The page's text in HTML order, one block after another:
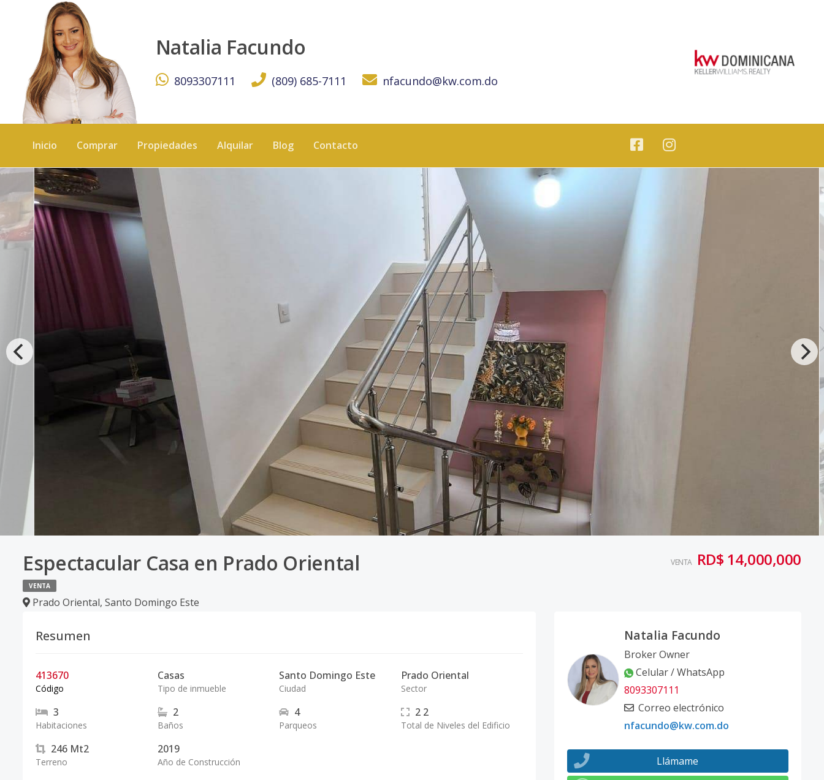
Natalia Facundo
8093307111 (809) 685-7111 nfacundo@kw.com.do
Inicio Comprar Propiedades Alquilar Blog Contacto
Espectacular Casa en Prado Oriental
VENTA
Prado Oriental, Santo Domingo Este
VENTA RD$ 14,000,000
Resumen
413670
Código
Casas
Tipo de inmueble
Santo Domingo Este
Ciudad
Prado Oriental
Sector
3
Habitaciones
2
Baños
4
Parqueos
2 2
Total de Niveles del Edificio
246 Mt2
Terreno
2019
Año de Construcción
Natalia Facundo
Broker Owner
Celular / WhatsApp
8093307111
Correo electrónico
nfacundo@kw.com.do
Llámame
Espectacular Casa en Prado Oriental - KW DOMINICANA